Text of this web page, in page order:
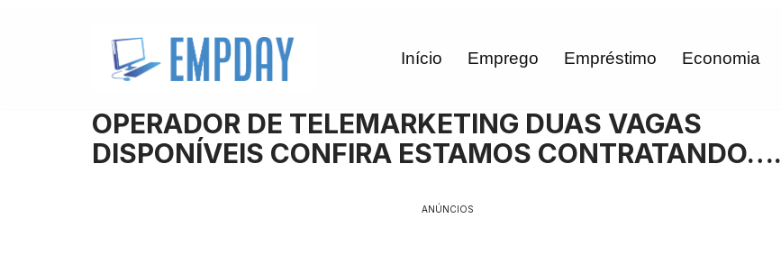
Início Emprego Empréstimo Economia
OPERADOR DE TELEMARKETING DUAS VAGAS
DISPONÍVEIS CONFIRA ESTAMOS CONTRATANDO….
ANÚNCIOS